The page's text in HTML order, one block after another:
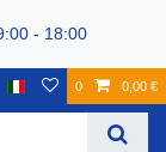
- 18:00
0 0,00 €